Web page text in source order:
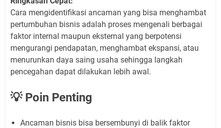
Cara mengidentifikasi ancaman yang bisa menghambat
pertumbuhan bisnis adalah proses mengenali berbagai
faktor internal maupun eksternal yang berpotensi
mengurangi pendapatan, menghambat ekspansi, atau
menurunkan daya saing usaha sehingga langkah
pencegahan dapat dilakukan lebih awal.
💡 Poin Penting
Ancaman bisnis bisa bersembunyi di balik faktor